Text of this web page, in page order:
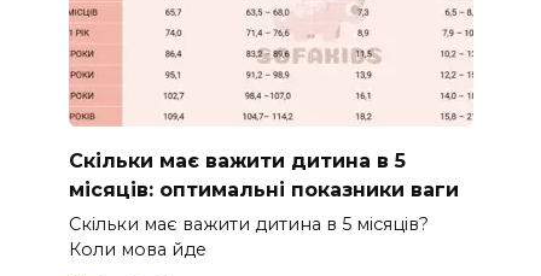
Скільки має важити дитина в 5
місяців: оптимальні показники ваги
Скільки має важити дитина в 5 місяців?
Коли мова йде